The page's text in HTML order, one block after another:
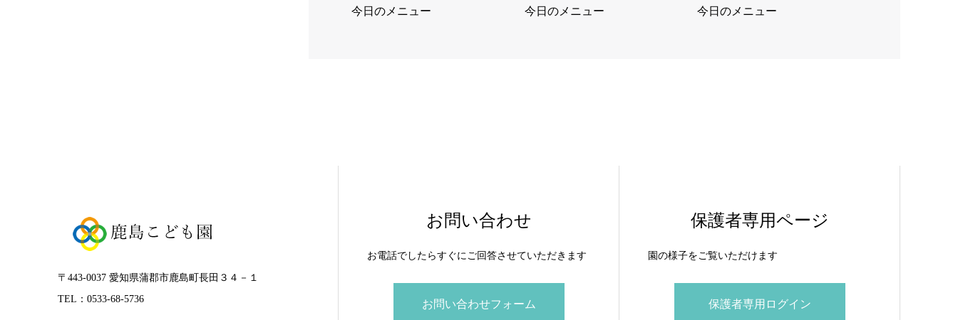
今日のメニュー 今日のメニュー 今日のメニュー
〒443-0037 愛知県蒲郡市鹿島町長田３４－１
TEL：0533-68-5736
お問い合わせ
お電話でしたらすぐにご回答させていただきます
お問い合わせフォーム
保護者専用ページ
園の様子をご覧いただけます
保護者専用ログイン